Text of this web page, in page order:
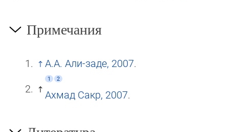
Примечания
А.А. Али-заде, 2007.
1 2
Ахмад Сакр, 2007.